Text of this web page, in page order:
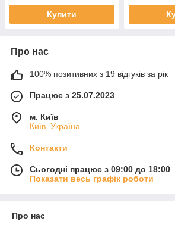
Купити
Про нас
100% позитивних з 19 відгуків за рік
Працює з 25.07.2023
м. Київ
Київ, Україна
Контакти
Сьогодні працює з 09:00 до 18:00
Показати весь графік роботи
Про нас